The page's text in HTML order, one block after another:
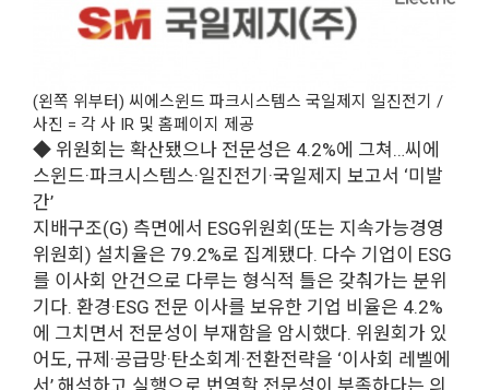
(왼쪽 위부터) 씨에스윈드 파크시스템스 국일제지 일진전기 /
사진 = 각 사 IR 및 홈페이지 제공
◆ 위원회는 확산됐으나 전문성은 4.2%에 그쳐…씨에
스윈드·파크시스템스·일진전기·국일제지 보고서 ‘미발
간’
지배구조(G) 측면에서 ESG위원회(또는 지속가능경영
위원회) 설치율은 79.2%로 집계됐다. 다수 기업이 ESG
를 이사회 안건으로 다루는 형식적 틀은 갖춰가는 분위
기다. 환경·ESG 전문 이사를 보유한 기업 비율은 4.2%
에 그치면서 전문성이 부재함을 암시했다. 위원회가 있
어도, 규제·공급망·탄소회계·전환전략을 ‘이사회 레벨에
서’ 해석하고 실행으로 번역할 전문성이 부족하다는 의